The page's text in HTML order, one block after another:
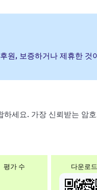
원, 보증하거나 제휴한
세요. 가장 신뢰받는 암
평가 수 다운로드